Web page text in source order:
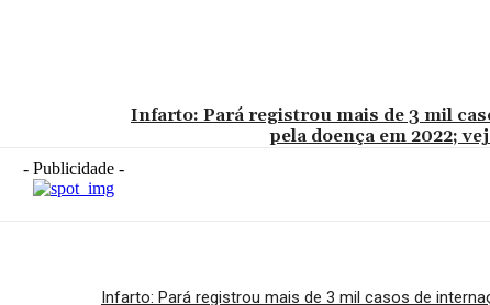
Infarto: Pará registrou mais de 3 mil
pela doença em 2022;
- Publicidade -
Infarto: Pará registrou mais de 3 mil casos de